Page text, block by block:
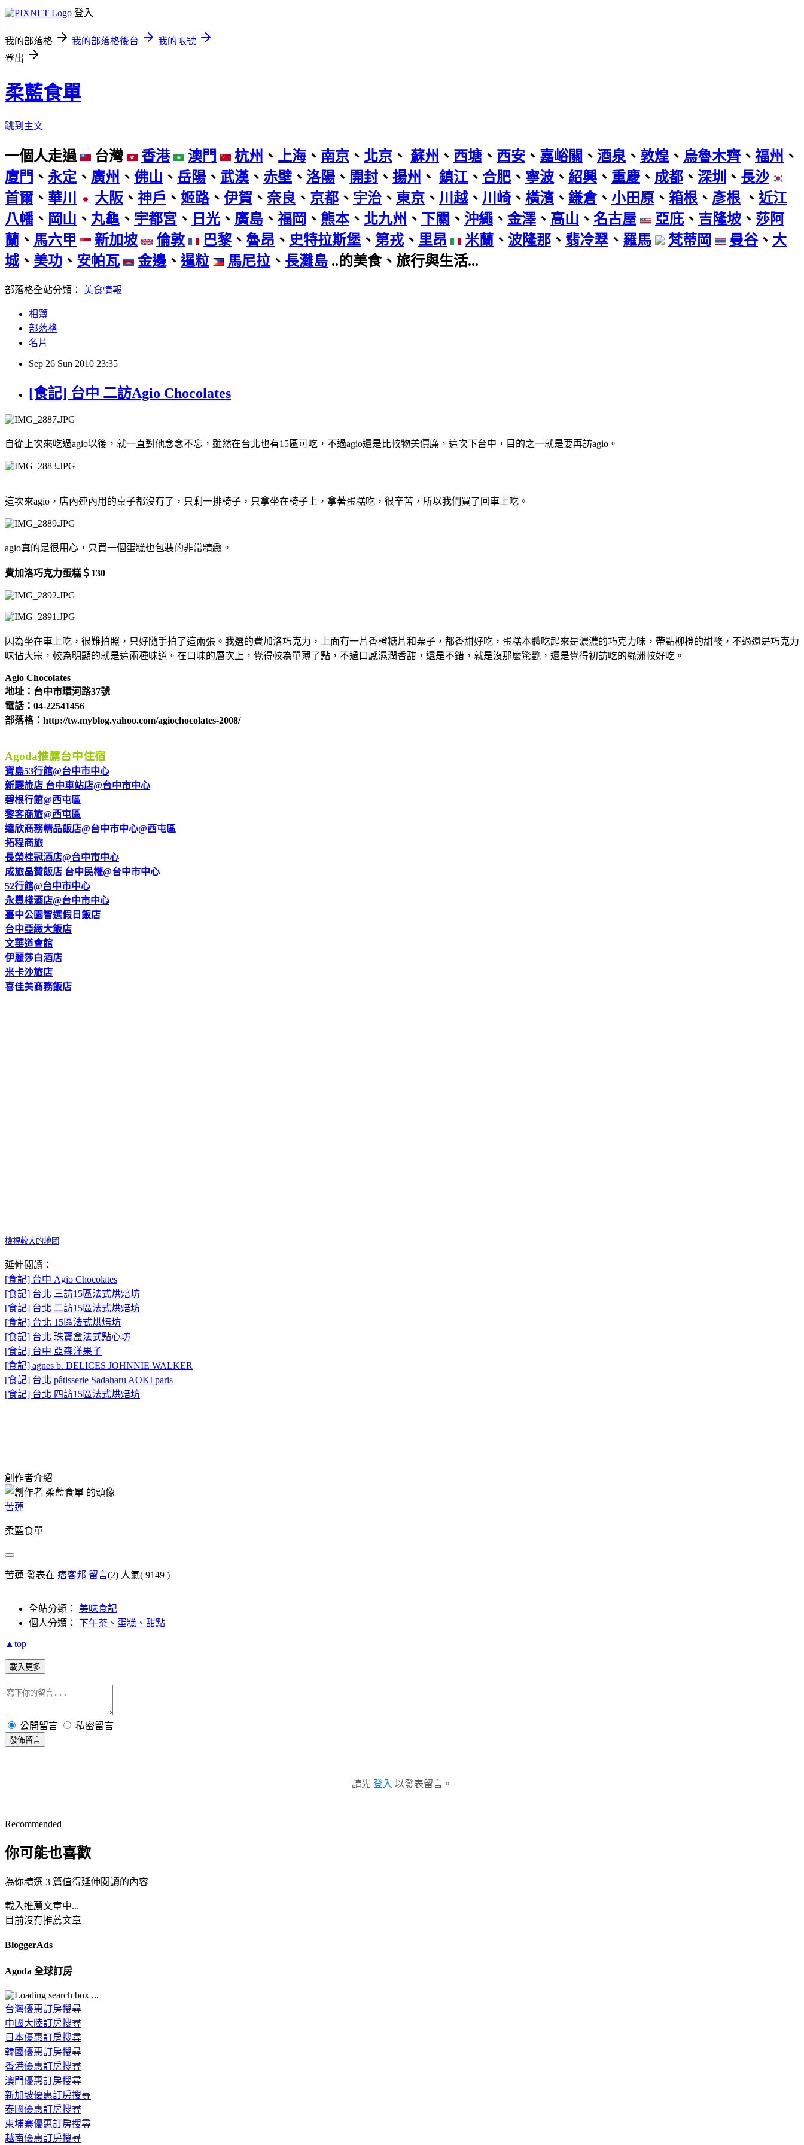
登入
我的部落格 我的部落格後台
我的帳號
登出
柔藍食單
跳到主文
一個人走過 台灣 香港 澳門 杭州 、 上海、 南京 、 北京 、 蘇州 、 西塘 、 西安 、 嘉峪關 、 酒泉 、 敦煌 、 烏魯木齊、 福州 、
廈門 、 永定 、 廣州 、 佛山 、 岳陽 、 武漢 、 赤壁 、 洛陽 、 開封 、 揚州 、 鎮江 、 合肥 、 寧波 、 紹興 、 重慶、 成都 、 深圳 、 長沙
首爾、 華川 大阪 、 神戶 、 姬路、 伊賀 、 奈良 、 京都 、 宇治 、 東京 、 川越 、 川崎 、 橫濱 、 鎌倉、 小田原 、 箱根 、 彥根 、 近江
八幡 、 岡山 、 丸龜 、 宇都宮 、 日光 、 廣島 、 福岡 、 熊本、 北九州 、 下關 、 沖繩 、 金澤 、 高山 、 名古屋 亞庇 、 吉隆坡 、 莎阿
蘭 、 馬六甲 新加坡 倫敦 巴黎、 魯昂 、 史特拉斯堡 、 第戎 、 里昂 米蘭 、 波隆那 、 翡冷翠 、 羅馬 梵蒂岡 曼谷、 大
城、 美功 、 安帕瓦 金邊 、 暹粒 馬尼拉 、 長灘島 ..的美食、旅行與生活...
部落格全站分類： 美食情報
相簿
部落格
名片
Sep 26 Sun 2010 23:35
[食記] 台中 二訪Agio Chocolates
自從上次來吃過agio以後，就一直對他念念不忘，雖然在台北也有15區可吃，不過agio還是比較物美價廉，這次下台中，目的之一就是要再訪agio。
這次來agio，店內連內用的桌子都沒有了，只剩一排椅子，只拿坐在椅子上，拿著蛋糕吃，很辛苦，所以我們買了回車上吃。
agio真的是很用心，只買一個蛋糕也包裝的非常精緻。
費加洛巧克力蛋糕＄130
因為坐在車上吃，很難拍照，只好隨手拍了這兩張。我選的費加洛巧克力，上面有一片香橙糖片和栗子，都香甜好吃，蛋糕本體吃起來是濃濃的巧克力味，帶點柳橙的甜酸，不過還是巧克力
味佔大宗，較為明顯的就是這兩種味道。在口味的層次上，覺得較為單薄了點，不過口感濕潤香甜，還是不錯，就是沒那麼驚艷，還是覺得初訪吃的綠洲較好吃。
Agio Chocolates
地址：台中市環河路37號
電話：04-22541456
部落格：http://tw.myblog.yahoo.com/agiochocolates-2008/
Agoda推薦台中住宿
寶島53行館@台中市中心
新驛旅店 台中車站店@台中市中心
碧根行館@西屯區
黎客商旅@西屯區
達欣商務精品飯店@台中市中心@西屯區
拓程商旅
長榮桂冠酒店@台中市中心
成旅晶贊飯店 台中民權@台中市中心
52行館@台中市中心
永豐棧酒店@台中市中心
臺中公園智選假日飯店
台中亞緻大飯店
文華道會館
伊麗莎白酒店
米卡沙旅店
喜佳美商務飯店
檢視較大的地圖
延伸閱讀：
[食記] 台中 Agio Chocolates
[食記] 台北 三訪15區法式烘焙坊
[食記] 台北 二訪15區法式烘焙坊
[食記] 台北 15區法式烘焙坊
[食記] 台北 珠寶盒法式點心坊
[食記] 台中 亞森洋果子
[食記] agnes b. DELICES JOHNNIE WALKER
[食記] 台北 pâtisserie Sadaharu AOKI paris
[食記] 台北 四訪15區法式烘焙坊
創作者介紹
苦蓮
柔藍食單
苦蓮 發表在 痞客邦 留言(2) 人氣( 9149 )
全站分類： 美味食記
個人分類： 下午茶、蛋糕、甜點
▲top
載入更多
公開留言 私密留言
發佈留言
請先 登入 以發表留言。
Recommended
你可能也喜歡
為你精選 3 篇值得延伸閱讀的內容
載入推薦文章中...
目前沒有推薦文章
BloggerAds
Agoda 全球訂房
台灣優惠訂房搜尋
中國大陸訂房搜尋
日本優惠訂房搜尋
韓國優惠訂房搜尋
香港優惠訂房搜尋
澳門優惠訂房搜尋
新加坡優惠訂房搜尋
泰國優惠訂房搜尋
柬埔寨優惠訂房搜尋
越南優惠訂房搜尋